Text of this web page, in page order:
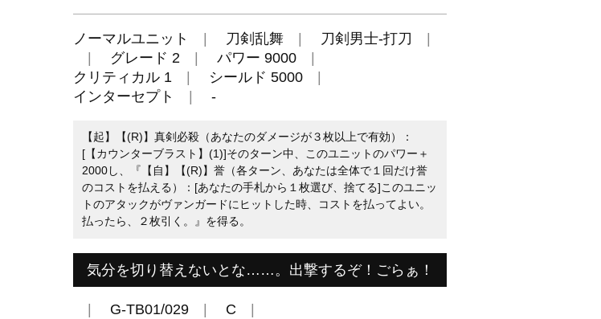
ノーマルユニット 刀剣乱舞
刀剣男士-打刀
グレード 2
パワー 9000
クリティカル 1
シールド 5000
インターセプト
-
【起】【(R)】真剣必殺（あなたのダメージが３枚以上で有効）：
[【カウンターブラスト】(1)]そのターン中、このユニットのパワー＋
2000し、『【自】【(R)】誉（各ターン、あなたは全体で１回だけ誉
のコストを払える）：[あなたの手札から１枚選び、捨てる]このユニッ
トのアタックがヴァンガードにヒットした時、コストを払ってよい。
払ったら、２枚引く。』を得る。
気分を切り替えないとな……。出撃するぞ！ごらぁ！
G-TB01/029
C